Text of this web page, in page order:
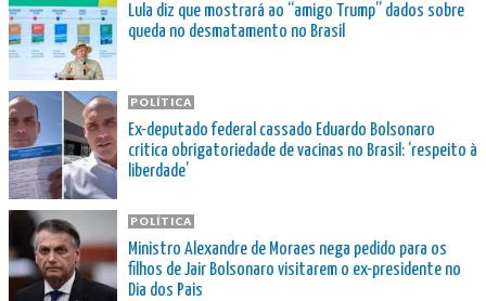
Lula diz que mostrará ao “amigo Trump” dados sobre
queda no desmatamento no Brasil
POLÍTICA
Ex-deputado federal cassado Eduardo Bolsonaro
critica obrigatoriedade de vacinas no Brasil: ‘respeito à
liberdade’
POLÍTICA
Ministro Alexandre de Moraes nega pedido para os
filhos de Jair Bolsonaro visitarem o ex-presidente no
Dia dos Pais